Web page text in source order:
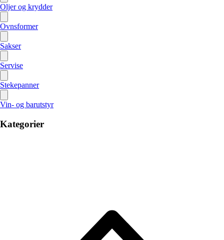
Oljer og krydder
Ovnsformer
Sakser
Servise
Stekepanner
Vin- og barutstyr
Kategorier